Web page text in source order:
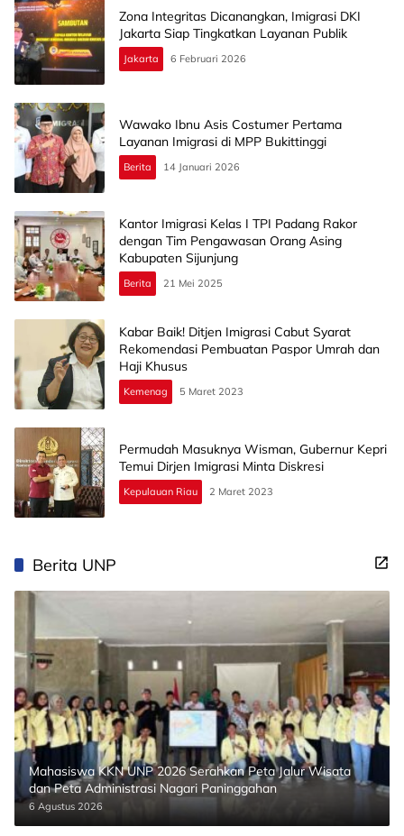
Zona Integritas Dicanangkan, Imigrasi DKI
Jakarta Siap Tingkatkan Layanan Publik
Jakarta 6 Februari 2026
Wawako Ibnu Asis Costumer Pertama
Layanan Imigrasi di MPP Bukittinggi
Berita 14 Januari 2026
Kantor Imigrasi Kelas I TPI Padang Rakor
dengan Tim Pengawasan Orang Asing
Kabupaten Sijunjung
Berita 21 Mei 2025
Kabar Baik! Ditjen Imigrasi Cabut Syarat
Rekomendasi Pembuatan Paspor Umrah dan
Haji Khusus
Kemenag 5 Maret 2023
Permudah Masuknya Wisman, Gubernur Kepri
Temui Dirjen Imigrasi Minta Diskresi
Kepulauan Riau 2 Maret 2023
Berita UNP
Mahasiswa KKN UNP 2026 Serahkan Peta Jalur Wisata
dan Peta Administrasi Nagari Paninggahan
6 Agustus 2026